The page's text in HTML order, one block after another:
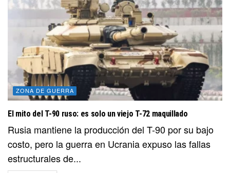
ZONA DE GUERRA
El mito del T-90 ruso: es solo un viejo T-72 maquillado
Rusia mantiene la producción del T-90 por su bajo
costo, pero la guerra en Ucrania expuso las fallas
estructurales de...